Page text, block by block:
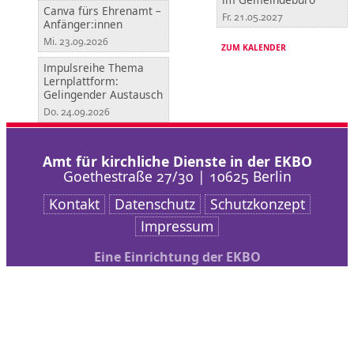
Canva fürs Ehrenamt –
Anfänger:innen
Mi. 23.09.2026
Impulsreihe Thema
Lernplattform:
Gelingender Austausch
Do. 24.09.2026
Fr. 21.05.2027
ZUM KALENDER
Amt für kirchliche Dienste in der EKBO
Goethestraße 27/30 | 10625 Berlin
Kontakt
Datenschutz
Schutzkonzept
Impressum
Eine Einrichtung der EKBO